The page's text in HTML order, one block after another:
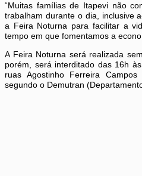
“Muitas famílias de Itapevi não
trabalham durante o dia, inclusive
a Feira Noturna para facilitar a
tempo em que fomentamos a
A Feira Noturna será realizada
porém, será interditado das 16h
ruas Agostinho Ferreira
segundo o Demutran